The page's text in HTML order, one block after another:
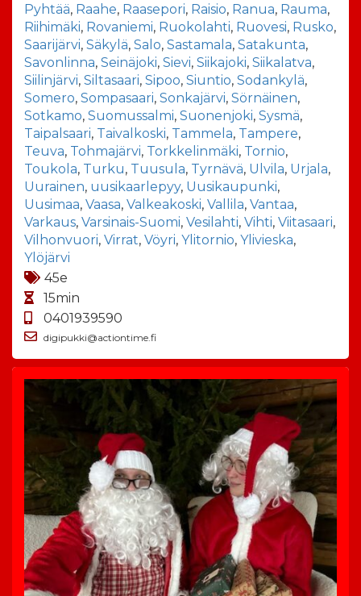
Pyhtää, Raahe, Raasepori, Raisio, Ranua, Rauma,
Riihimäki, Rovaniemi, Ruokolahti, Ruovesi, Rusko,
Saarijärvi, Säkylä, Salo, Sastamala, Satakunta,
Savonlinna, Seinäjoki, Sievi, Siikajoki, Siikalatva,
Siilinjärvi, Siltasaari, Sipoo, Siuntio, Sodankylä,
Somero, Sompasaari, Sonkajärvi, Sörnäinen,
Sotkamo, Suomussalmi, Suonenjoki, Sysmä,
Taipalsaari, Taivalkoski, Tammela, Tampere,
Teuva, Tohmajärvi, Torkkelinmäki, Tornio,
Toukola, Turku, Tuusula, Tyrnävä, Ulvila, Urjala,
Uurainen, uusikaarlepyy, Uusikaupunki,
Uusimaa, Vaasa, Valkeakoski, Vallila, Vantaa,
Varkaus, Varsinais-Suomi, Vesilahti, Vihti, Viitasaari,
Vilhonvuori, Virrat, Vöyri, Ylitornio, Ylivieska,
Ylöjärvi
45e
15min
0401939590
digipukki@actiontime.fi